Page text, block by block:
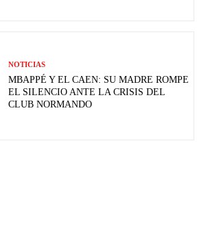
NOTICIAS
MBAPPÉ Y EL CAEN: SU MADRE ROMPE
EL SILENCIO ANTE LA CRISIS DEL
CLUB NORMANDO